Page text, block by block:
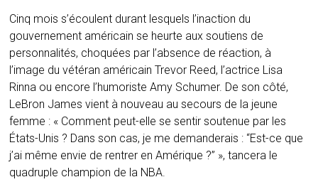
Cinq mois s’écoulent durant lesquels l’inaction du
gouvernement américain se heurte aux soutiens de
personnalités, choquées par l’absence de réaction, à
l’image du vétéran américain Trevor Reed, l’actrice Lisa
Rinna ou encore l’humoriste Amy Schumer. De son côté,
LeBron James vient à nouveau au secours de la jeune
femme : « Comment peut-elle se sentir soutenue par les
États-Unis ? Dans son cas, je me demanderais : “Est-ce que
j’ai même envie de rentrer en Amérique ?” », tancera le
quadruple champion de la NBA.